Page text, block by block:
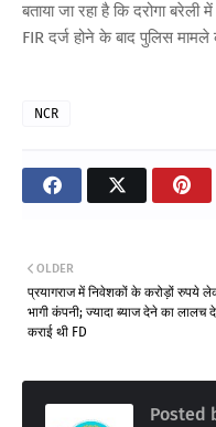
बताया जा रहा है कि दरोगा
FIR दर्ज होने के बाद पुलिस
NCR
OLDER
प्रयागराज में निवेशकों के करोड़ों रुपये
भागी कंपनी; ज्यादा ब्याज देने का लालच
कराई थी FD
Posted